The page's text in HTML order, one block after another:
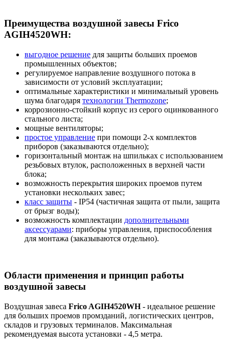
Преимущества воздушной завесы Frico
AGIH4520WH:
выгодное решение для защиты больших проемов
промышленных объектов;
регулируемое направление воздушного потока в
зависимости от условий эксплуатации;
оптимальные характеристики и минимальный уровень
шума благодаря технологии Thermozone;
коррозионно-стойкий корпус из серого оцинкованного
стального листа;
мощные вентиляторы;
простое управление при помощи 2-х комплектов
приборов (заказываются отдельно);
горизонтальный монтаж на шпильках с использованием
резьбовых втулок, расположенных в верхней части
блока;
возможность перекрытия широких проемов путем
установки нескольких завес;
класс защиты - IP54 (частичная защита от пыли, защита
от брызг воды);
возможность комплектации дополнительными
аксессуарами: приборы управления, приспособления
для монтажа (заказываются отдельно).
Области применения и принцип работы
воздушной завесы
Воздушная завеса Frico AGIH4520WH- идеальное решение
для больших проемов промзданий, логистических центров,
складов и грузовых терминалов. Максимальная
рекомендуемая высота установки - 4,5 метра.